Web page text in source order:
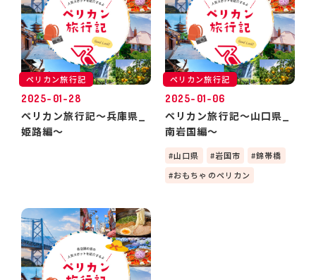
ペリカン旅行記
2025-01-28
ペリカン旅行記～兵庫県_
姫路編～
ペリカン旅行記
2025-01-06
ペリカン旅行記～山口県_
南岩国編～
山口県 岩国市
錦帯橋
おもちゃのペリカン